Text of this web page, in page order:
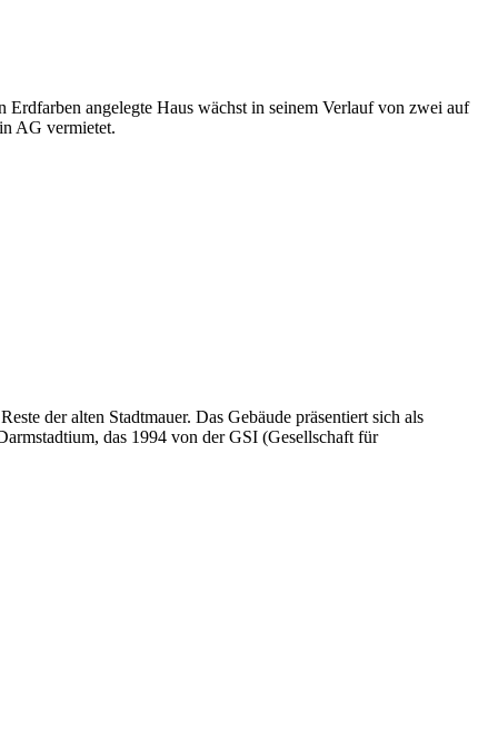
angelegte Haus wächst in seinem Verlauf von zwei auf
AG vermietet.
der alten Stadtmauer. Das Gebäude präsentiert sich als
das 1994 von der GSI (Gesellschaft für